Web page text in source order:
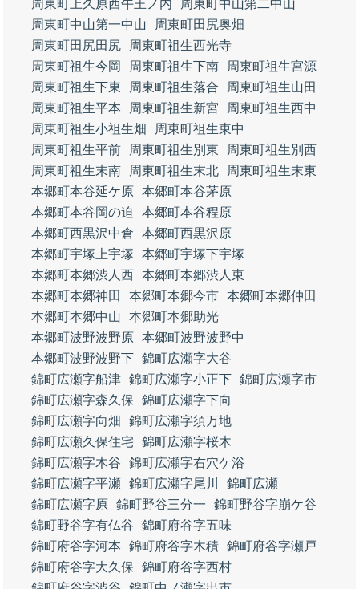
周東町上久原西午王ノ内
周東町中山第二中山
周東町中山第一中山
周東町田尻奥畑
周東町田尻田尻
周東町祖生西光寺
周東町祖生今岡
周東町祖生下南
周東町祖生宮源
周東町祖生下東
周東町祖生落合
周東町祖生山田
周東町祖生平本
周東町祖生新宮
周東町祖生西中
周東町祖生小祖生畑
周東町祖生東中
周東町祖生平前
周東町祖生別東
周東町祖生別西
周東町祖生末南
周東町祖生末北
周東町祖生末東
本郷町本谷延ケ原 本郷町本谷茅原
本郷町本谷岡の迫
本郷町本谷程原
本郷町西黒沢中倉
本郷町西黒沢原
本郷町宇塚上宇塚
本郷町宇塚下宇塚
本郷町本郷渋人西 本郷町本郷渋人東
本郷町本郷神田
本郷町本郷今市 本郷町本郷仲田
本郷町本郷中山
本郷町本郷助光
本郷町波野波野原 本郷町波野波野中
本郷町波野波野下 錦町広瀬字大谷
錦町広瀬字船津 錦町広瀬字小正下 錦町広瀬字市
錦町広瀬字森久保
錦町広瀬字下向
錦町広瀬字向畑
錦町広瀬字須万地
錦町広瀬久保住宅
錦町広瀬字桜木
錦町広瀬字木谷
錦町広瀬字右穴ケ浴
錦町広瀬字平瀬 錦町広瀬字尾川
錦町広瀬
錦町広瀬字原 錦町野谷三分一
錦町野谷字崩ケ谷
錦町野谷字有仏谷
錦町府谷字五味
錦町府谷字河本
錦町府谷字木積 錦町府谷字瀬戸
錦町府谷字大久保
錦町府谷字西村